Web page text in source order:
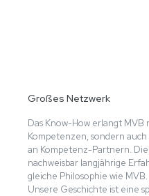
Großes Netzwerk
Das Know-How erlangt
Kompetenzen, sondern
an Kompetenz-Partnern.
nachweisbar langjährige
gleiche Philosophie wie
Unsere Geschichte ist eine